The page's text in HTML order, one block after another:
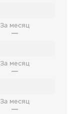
За месяц
—
За месяц
—
За месяц
—